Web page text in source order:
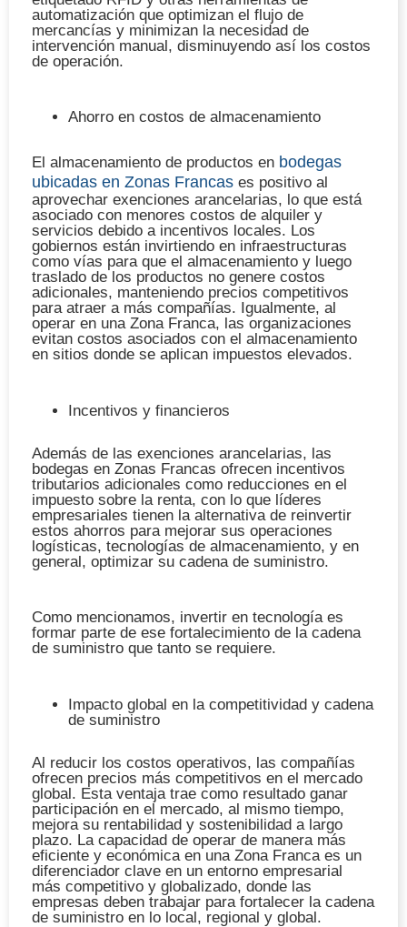
automatización que optimizan el flujo de
mercancías y minimizan la necesidad de
intervención manual, disminuyendo así los costos
de operación.
Ahorro en costos de almacenamiento
El almacenamiento de productos en bodegas
ubicadas en Zonas Francas es positivo al
aprovechar exenciones arancelarias, lo que está
asociado con menores costos de alquiler y
servicios debido a incentivos locales. Los
gobiernos están invirtiendo en infraestructuras
como vías para que el almacenamiento y luego
traslado de los productos no genere costos
adicionales, manteniendo precios competitivos
para atraer a más compañías. Igualmente, al
operar en una Zona Franca, las organizaciones
evitan costos asociados con el almacenamiento
en sitios donde se aplican impuestos elevados.
Incentivos y financieros
Además de las exenciones arancelarias, las
bodegas en Zonas Francas ofrecen incentivos
tributarios adicionales como reducciones en el
impuesto sobre la renta, con lo que líderes
empresariales tienen la alternativa de reinvertir
estos ahorros para mejorar sus operaciones
logísticas, tecnologías de almacenamiento, y en
general, optimizar su cadena de suministro.
Como mencionamos, invertir en tecnología es
formar parte de ese fortalecimiento de la cadena
de suministro que tanto se requiere.
Impacto global en la competitividad y cadena
de suministro
Al reducir los costos operativos, las compañías
ofrecen precios más competitivos en el mercado
global. Esta ventaja trae como resultado ganar
participación en el mercado, al mismo tiempo,
mejora su rentabilidad y sostenibilidad a largo
plazo. La capacidad de operar de manera más
eficiente y económica en una Zona Franca es un
diferenciador clave en un entorno empresarial
más competitivo y globalizado, donde las
empresas deben trabajar para fortalecer la cadena
de suministro en lo local, regional y global.